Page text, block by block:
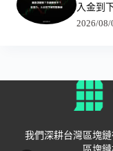
入金到
2026/08/
我們深耕台灣區塊